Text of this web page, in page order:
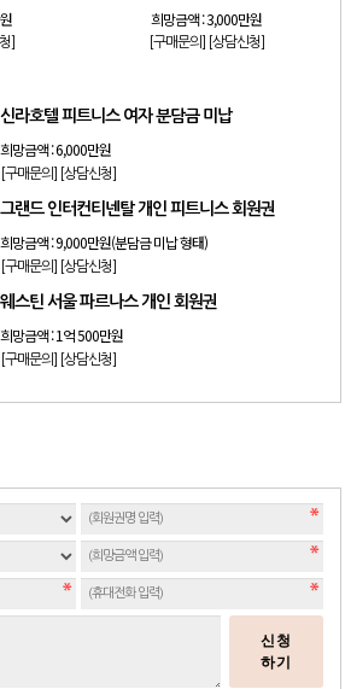
]
희망금액 :3,000만원
[구매문의] [상담신청]
신라호텔 피트니스 여자 분담금 미납
희망금액 :6,000만원
[구매문의] [상담신청]
그랜드 인터컨티넨탈 개인 피트니스 회원권
희망금액 :9,000만원(분담금 미납 형태)
[구매문의] [상담신청]
웨스틴 서울 파르나스 개인 회원권
희망금액 :1억 500만원
[구매문의] [상담신청]
신청
하기